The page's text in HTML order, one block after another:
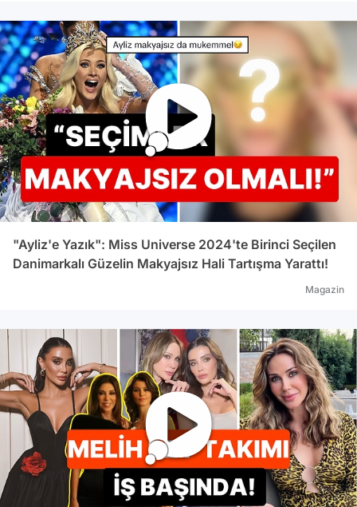
"Ayliz'e Yazık": Miss Universe 2024'te Birinci Seçilen
Danimarkalı Güzelin Makyajsız Hali Tartışma Yarattı!
Magazin